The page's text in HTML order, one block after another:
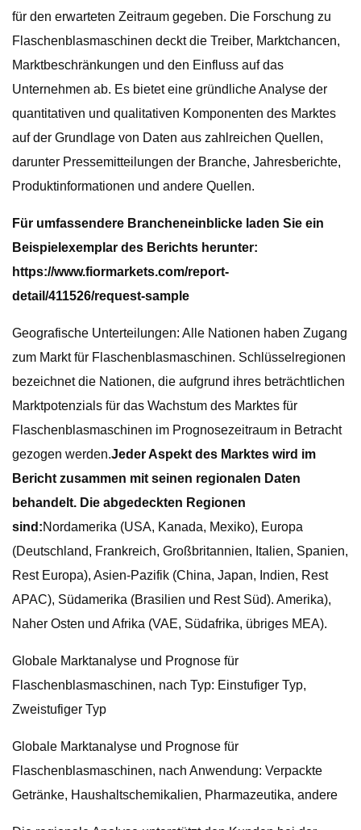
für den erwarteten Zeitraum gegeben. Die Forschung zu
Flaschenblasmaschinen deckt die Treiber, Marktchancen,
Marktbeschränkungen und den Einfluss auf das
Unternehmen ab. Es bietet eine gründliche Analyse der
quantitativen und qualitativen Komponenten des Marktes
auf der Grundlage von Daten aus zahlreichen Quellen,
darunter Pressemitteilungen der Branche, Jahresberichte,
Produktinformationen und andere Quellen.
Für umfassendere Brancheneinblicke laden Sie ein
Beispielexemplar des Berichts herunter:
https://www.fiormarkets.com/report-
detail/411526/request-sample
Geografische Unterteilungen: Alle Nationen haben Zugang
zum Markt für Flaschenblasmaschinen. Schlüsselregionen
bezeichnet die Nationen, die aufgrund ihres beträchtlichen
Marktpotenzials für das Wachstum des Marktes für
Flaschenblasmaschinen im Prognosezeitraum in Betracht
gezogen werden.Jeder Aspekt des Marktes wird im
Bericht zusammen mit seinen regionalen Daten
behandelt. Die abgedeckten Regionen
sind:Nordamerika (USA, Kanada, Mexiko), Europa
(Deutschland, Frankreich, Großbritannien, Italien, Spanien,
Rest Europa), Asien-Pazifik (China, Japan, Indien, Rest
APAC), Südamerika (Brasilien und Rest Süd). Amerika),
Naher Osten und Afrika (VAE, Südafrika, übriges MEA).
Globale Marktanalyse und Prognose für
Flaschenblasmaschinen, nach Typ: Einstufiger Typ,
Zweistufiger Typ
Globale Marktanalyse und Prognose für
Flaschenblasmaschinen, nach Anwendung: Verpackte
Getränke, Haushaltschemikalien, Pharmazeutika, andere